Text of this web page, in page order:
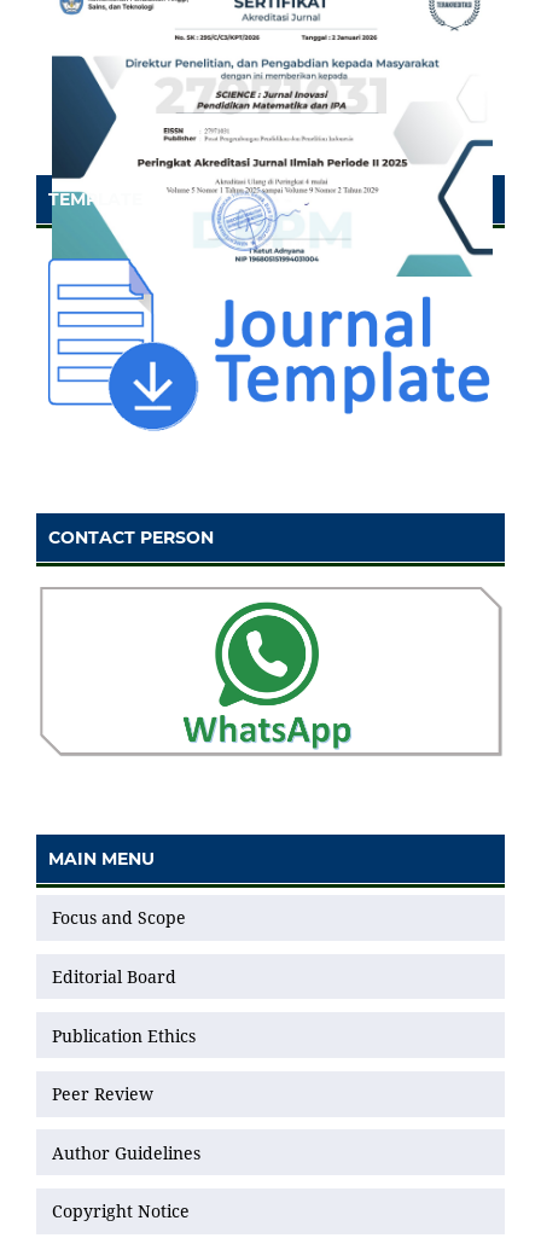
TEMPLATE
CONTACT PERSON
MAIN MENU
Focus and Scope
Editorial Board
Publication Ethics
Peer Review
Author Guidelines
Copyright Notice